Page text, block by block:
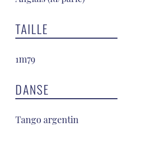
TAILLE
1m79
DANSE
Tango argentin